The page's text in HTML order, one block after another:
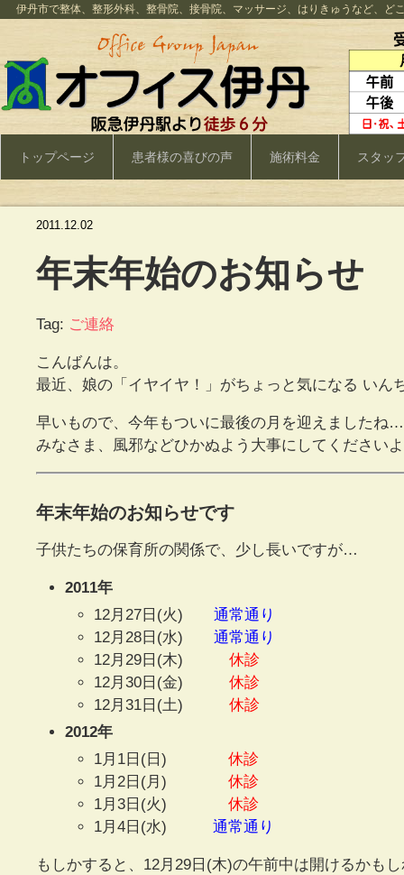
伊丹市で整体、整形外科、整骨院、接骨院、マッサージ、はりきゅうなど、
トップページ 患者様の喜びの声 施術料金 スタッ
2011.12.02
年末年始のお知らせ
Tag: ご連絡
こんばんは。
最近、娘の「イヤイヤ！」がちょっと気になる いん
早いもので、今年もついに最後の月を迎えましたね
みなさま、風邪などひかぬよう大事にしてく
年末年始のお知らせです
子供たちの保育所の関係で、少し長いですが…
2011年
12月27日(火) 通常通り
12月28日(水) 通常通り
12月29日(木) 休診
12月30日(金) 休診
12月31日(土) 休診
2012年
1月1日(日) 休診
1月2日(月) 休診
1月3日(火) 休診
1月4日(水) 通常通り
もしかすると、12月29日(木)の午前中は開けるかも